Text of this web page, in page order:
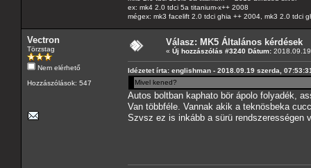
ex: mk4 2.0 tdci 5a titanium-x++ 2008
mégex: mk3 facelift 2.0 tdci ghia ++ 2004, mk3 2.0 tdci
Vectron
Törzstag
Nem elérhető
Hozzászólások: 547
Válasz: MK5 Általános kérdések
« Új hozzászólás #3240 Dátum:
Idézetet írta: englishman - 2018.09.19 szerda,
Mivel kened?
Autos boltban kaphato bör ápolo folyadék,
Van többféle. Vannak akik a teknösbeka
Szvsz ez is inkább a sürü rendszerességen